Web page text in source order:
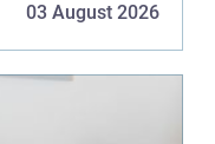
03 August 2026